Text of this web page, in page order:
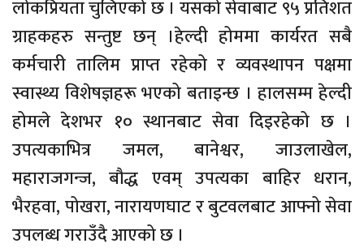
लोकप्रियता चुलिएको छ । यसको सेवाबाट ९५ प्रतिशत
ग्राहकहरु सन्तुष्ट छन् ।हेल्दी होममा कार्यरत सबै
कर्मचारी तालिम प्राप्त रहेको र व्यवस्थापन पक्षमा
स्वास्थ्य विशेषज्ञहरू भएको बताइन्छ । हालसम्म हेल्दी
होमले देशभर १० स्थानबाट सेवा दिइरहेको छ ।
उपत्यकाभित्र जमल, बानेश्वर, जाउलाखेल,
महाराजगन्ज, बौद्ध एवम् उपत्यका बाहिर धरान,
भैरहवा, पोखरा, नारायणघाट र बुटवलबाट आफ्नो सेवा
उपलब्ध गराउँदै आएको छ ।